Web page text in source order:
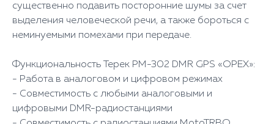
существенно подавить посторонние шумы за счет
выделения человеческой речи, а также бороться с
неминуемыми помехами при передаче.
Функциональность Терек РМ-302 DMR GPS «ОРЕХ»:
- Работа в аналоговом и цифровом режимах
- Совместимость с любыми аналоговыми и
цифровыми DMR-радиостанциями